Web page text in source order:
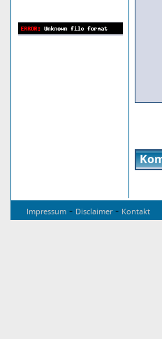
Impressum - Disclaimer- Kontakt